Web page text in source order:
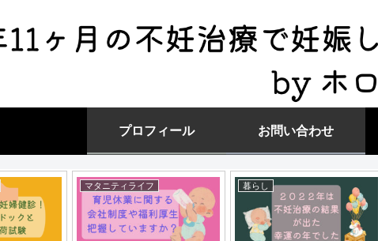
プロフィール お問い合わせ
マタニティライフ 暮らし